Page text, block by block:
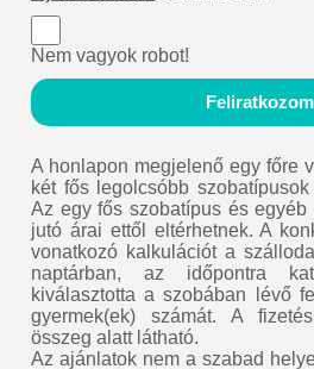
Nem vagyok robot!
A honlapon megjelenő egy főre
két fős legolcsóbb
Az egy fős szobatípus és egyéb
jutó árai ettől eltérhetnek. A
vonatkozó kalkulációt a
naptárban, az időpontra
kiválasztotta a szobában lévő
gyermek(ek) számát. A
összeg alatt látható.
Az ajánlatok nem a szabad